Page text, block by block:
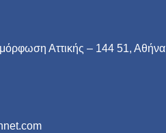
Αττικής – 144 51, Αθήνα